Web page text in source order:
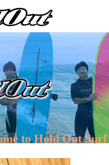
to Hold Out Surf